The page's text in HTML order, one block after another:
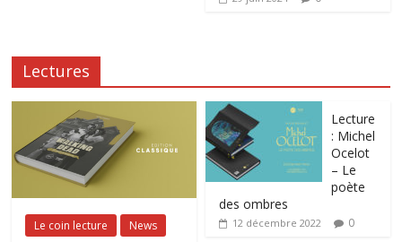
Lectures
Le coin lecture News
Lecture
: Michel
Ocelot
– Le
poète
des ombres
12 décembre 2022 0